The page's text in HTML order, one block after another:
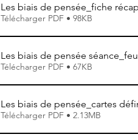
Les biais de pensée_fiche
Télécharger PDF • 98KB
Les biais de pensée
Télécharger PDF • 67KB
Les biais de pensée_cartes
Télécharger PDF • 2.13MB